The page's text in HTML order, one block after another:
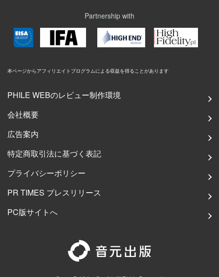
Partnership with
本ページからアフィリエイトプログラムによる収益を得ることがあります
PHILE WEBのレビュー制作環境
会社概要
広告案内
特定商取引法に基づく表記
プライバシーポリシー
PR TIMES プレスリリース
PC版サイトへ